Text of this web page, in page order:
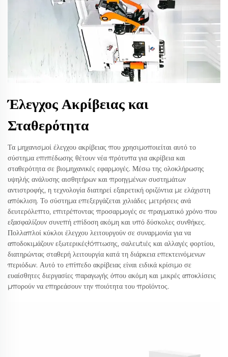
Έλεγχος Ακρίβειας και
Σταθερότητα
Τα μηχανισμοί έλεγχου ακρίβειας που χρησιμοποιείται αυτό το
σύστημα επιπέδωσης θέτουν νέα πρότυπα για ακρίβεια και
σταθερότητα σε βιομηχανικές εφαρμογές. Μέσω της ολοκλήρωσης
υψηλής ανάλυσης αισθητήρων και προηγμένων συστημάτων
αντιστροφής, η τεχνολογία διατηρεί εξαιρετική οριζόντια με ελάχιστη
απόκλιση. Το σύστημα επεξεργάζεται χιλιάδες μετρήσεις ανά
δευτερόλεπτο, επιτρέποντας προσαρμογές σε πραγματικό χρόνο που
εξασφαλίζουν συνεπή επίδοση ακόμη και υπό δύσκολες συνθήκες.
Πολλαπλοί κύκλοι έλεγχου λειτουργούν σε συναρμονία για να
αποδοκιμάζουν εξωτερικέςłóπτωσης, σαλεutιές και αλλαγές φορτίου,
διατηρώντας σταθερή λειτουργία κατά τη διάρκεια επεκτεινόμενων
περιόδων. Αυτό το επίπεδο ακρίβειας είναι ειδικά κρίσιμο σε
ευαίσθητες διεργασίες παραγωγής όπου ακόμη και μικρές αποκλίσεις
μπορούν να επηρεάσουν την ποιότητα του προϊόντος.